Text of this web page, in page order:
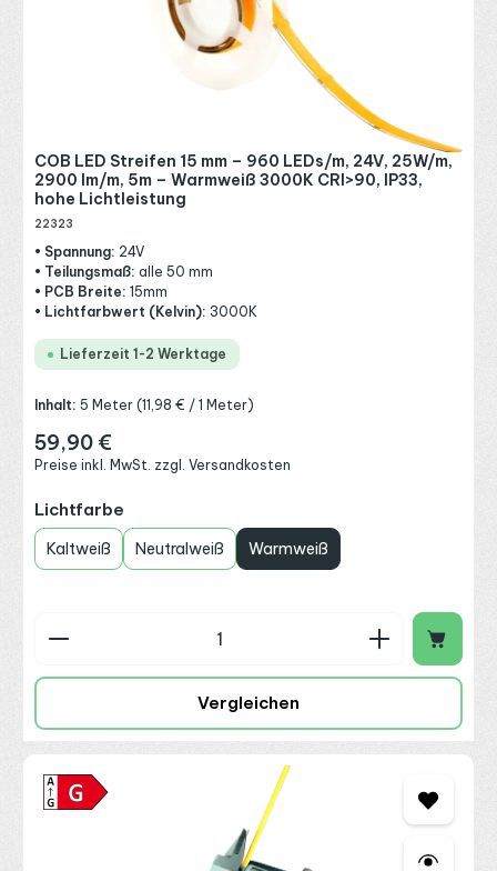
COB LED Streifen 15 mm – 960 LEDs/m, 24V, 25W/m,
2900 lm/m, 5m – Warmweiß 3000K CRI>90, IP33,
hohe Lichtleistung
22323
• Spannung: 24V
• Teilungsmaß: alle 50 mm
• PCB Breite: 15mm
• Lichtfarbwert (Kelvin): 3000K
Lieferzeit 1-2 Werktage
Inhalt:5 Meter(11,98 € / 1 Meter)
Regulärer Preis:
59,90 €
Preise inkl. MwSt. zzgl. Versandkosten
Lichtfarbe
Kaltweiß Neutralweiß Warmweiß
Produkt Anzahl: Gib den gewünschten Wert
Vergleichen